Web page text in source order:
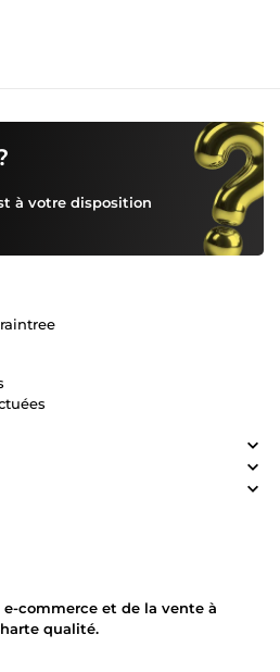
et confidentialité
fluide et proactive 💡 Libérez-
votre activité ! Contactez-moi
à votre disposition
commerce et de la vente à
qualité.